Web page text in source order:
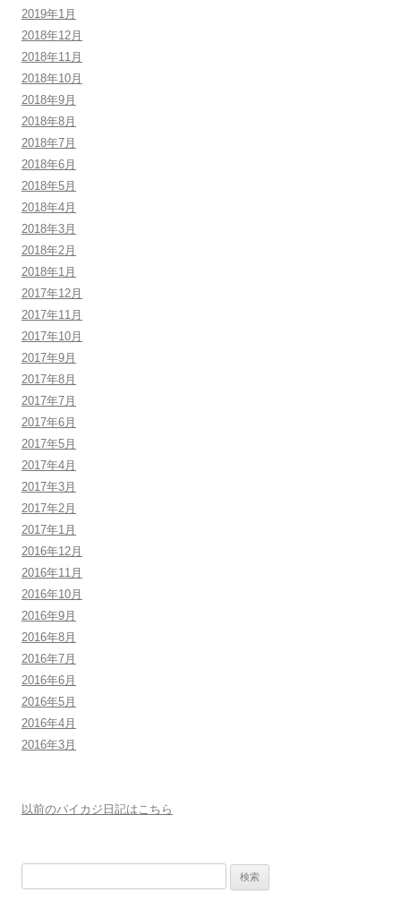
2019年1月
2018年12月
2018年11月
2018年10月
2018年9月
2018年8月
2018年7月
2018年6月
2018年5月
2018年4月
2018年3月
2018年2月
2018年1月
2017年12月
2017年11月
2017年10月
2017年9月
2017年8月
2017年7月
2017年6月
2017年5月
2017年4月
2017年3月
2017年2月
2017年1月
2016年12月
2016年11月
2016年10月
2016年9月
2016年8月
2016年7月
2016年6月
2016年5月
2016年4月
2016年3月
以前のパイカジ日記はこちら